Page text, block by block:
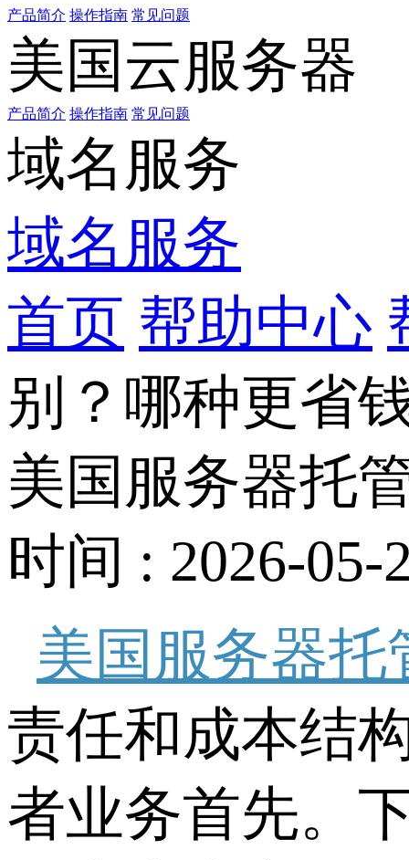
产品简介 操作指南 常见问题
美国云服务器
产品简介 操作指南 常见问题
域名服务
域名服务
首页 帮助中心
别？哪种更省
美国服务器托
时间 : 2026-05-
美国服务器托
责任和成本结
者业务首先。